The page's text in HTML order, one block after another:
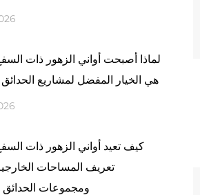
لماذا أصبحت أواني الزهور ذات
هي الخيار المفضل لمشاريع الحدائق
كيف تعيد أواني الزهور ذات
تعريف المساحات
ومجموعات الحدائق